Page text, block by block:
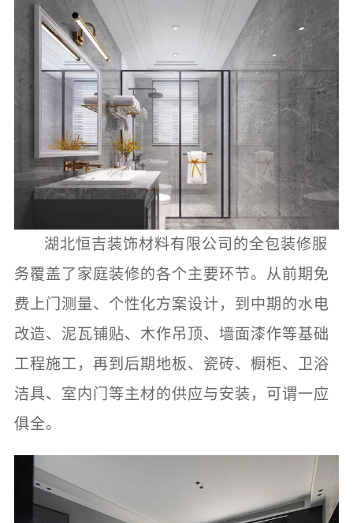
湖北恒吉装饰材料有限公司的全包装修服
务覆盖了家庭装修的各个主要环节。从前期免
费上门测量、个性化方案设计，到中期的水电
改造、泥瓦铺贴、木作吊顶、墙面漆作等基础
工程施工，再到后期地板、瓷砖、橱柜、卫浴
洁具、室内门等主材的供应与安装，可谓一应
俱全。